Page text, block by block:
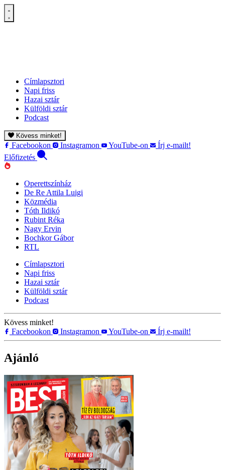
Címlapsztori
Napi friss
Hazai sztár
Külföldi sztár
Podcast
Kövess minket!
Facebookon Instagramon YouTube-on
Írj e-mailt!
Előfizetés
Operettszínház
De Re Attila Luigi
Közmédia
Tóth Ildikó
Rubint Réka
Nagy Ervin
Bochkor Gábor
RTL
Címlapsztori
Napi friss
Hazai sztár
Külföldi sztár
Podcast
Kövess minket!
Facebookon
Instagramon YouTube-on Írj e-mailt!
Ajánló